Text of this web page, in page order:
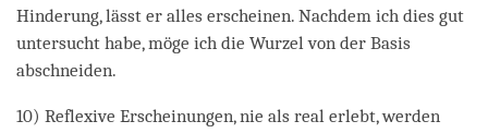
Hinderung, lässt er alles erscheinen. Nachdem ich dies gut
untersucht habe, möge ich die Wurzel von der Basis
abschneiden.
10) Reflexive Erscheinungen, nie als real erlebt, werden